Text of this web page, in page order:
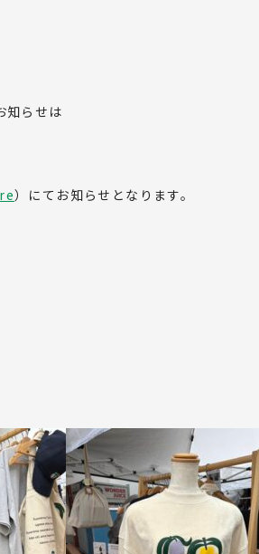
GREEN UNIFORM
知らせは
）にてお知らせとなります。